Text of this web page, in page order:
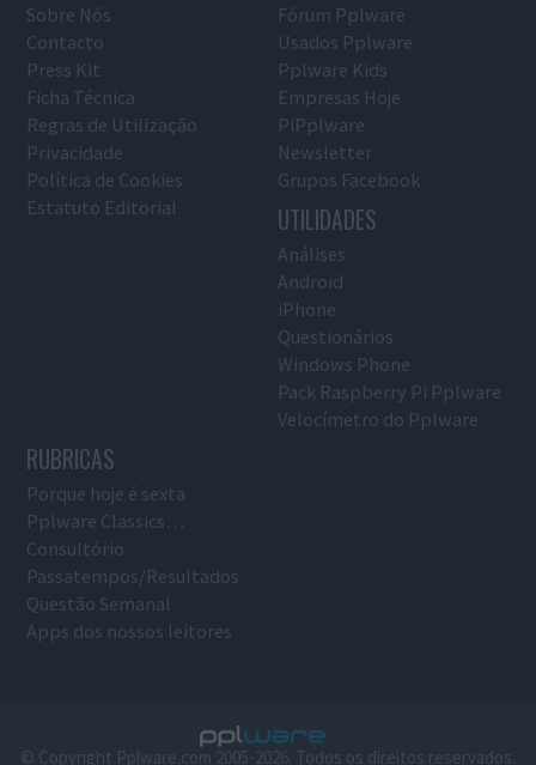
Sobre Nós
Contacto
Press Kit
Ficha Técnica
Regras de Utilização
Privacidade
Política de Cookies
Estatuto Editorial
Fórum Pplware
Usados Pplware
Pplware Kids
Empresas Hoje
PiPplware
Newsletter
Grupos Facebook
UTILIDADES
Análises
Android
iPhone
Questionários
Windows Phone
Pack Raspberry Pi Pplware
Velocímetro do Pplware
RUBRICAS
Porque hoje é sexta
Pplware Classics…
Consultório
Passatempos/Resultados
Questão Semanal
Apps dos nossos leitores
© Copyright Pplware.com 2005-2026. Todos os direitos reservados.